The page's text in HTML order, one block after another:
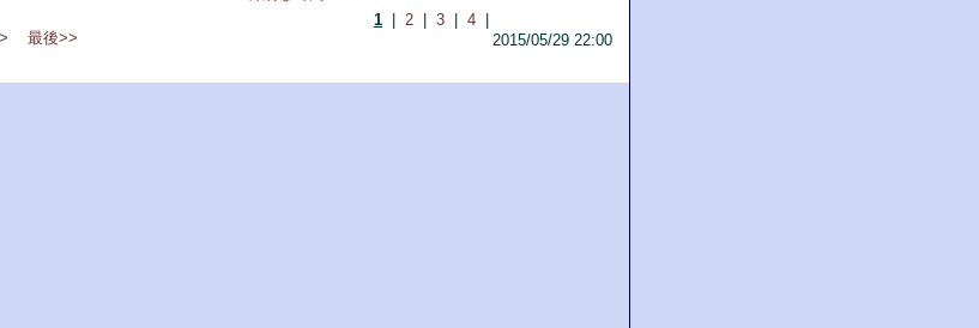
2015/05/29 22:00
1| 2| 3| 4|
最後>>